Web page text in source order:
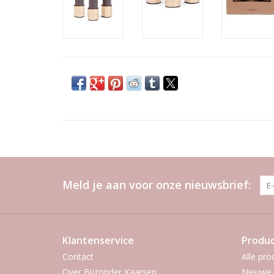
Meld je aan voor onze nieuwsbrief:
Klantenservice
Contact
Over Bijzonder Kaarsen
Alle